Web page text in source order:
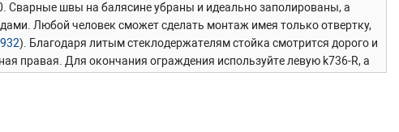
Сварные швы на балясине убраны и идеально заполированы, а
Любой человек сможет сделать монтаж имея только отвертку,
). Благодаря литым стеклодержателям стойка смотрится дорого и
правая. Для окончания ограждения используйте левую k736-R, а
центрах, в коттеджах, на балконах и верандах ресторанов.
стекло в стеклоджержателе. Вам достаточно замерить